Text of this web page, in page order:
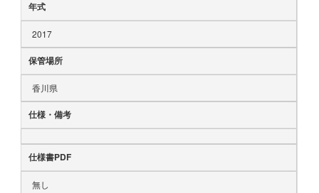
年式
2017
保管場所
香川県
仕様・備考
仕様書PDF
無し